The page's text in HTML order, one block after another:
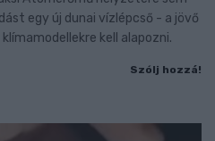
egy új dunai vízlépcső - a jövő
kell alapozni.
Szólj hozzá!